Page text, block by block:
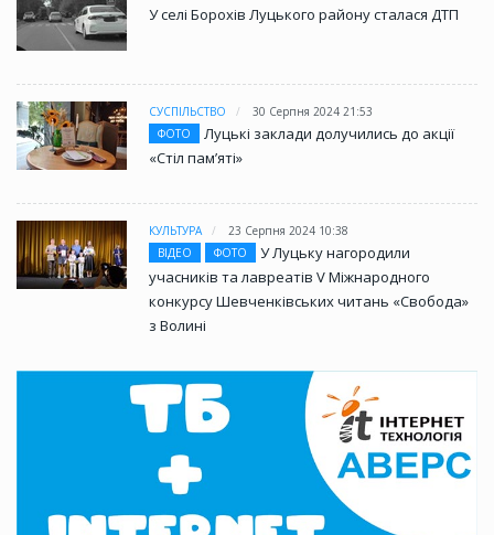
У селі Борохів Луцького району сталася ДТП
СУСПІЛЬСТВО
30 Серпня 2024 21:53
ФОТО
Луцькі заклади долучились до акції
«Стіл памʼяті»
КУЛЬТУРА
23 Серпня 2024 10:38
ВІДЕО
ФОТО
У Луцьку нагородили
учасників та лавреатів V Міжнародного
конкурсу Шевченківських читань «Свобода»
з Волині